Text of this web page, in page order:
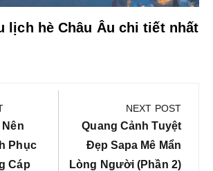
lịch hè Châu Âu chi tiết nhất
Nên
Phục
Cáp
NEXT POST
Next
Post:
Quang Cảnh Tuyệt
Đẹp Sapa Mê Mẩn
Lòng Người (Phần 2)